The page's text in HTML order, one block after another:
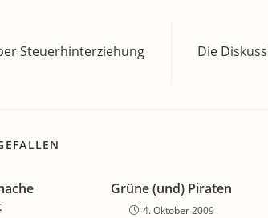
m a
Steuerhinterziehung
Die
Grüne (und) Piraten
4. Oktober 2009